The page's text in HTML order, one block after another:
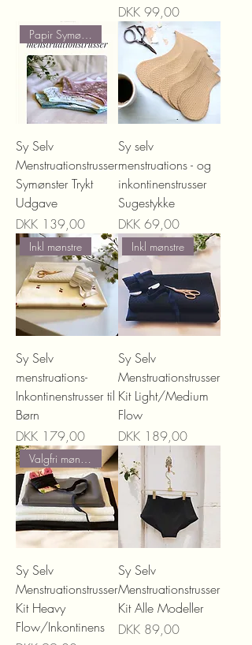
Prijs
DKK 99,00
Sy Selv
Menstruationstrusser
Symønster Trykt
Udgave
Prijs
DKK 139,00
Sy selv
menstruations - og
inkontinenstrusser
Sugestykke
Prijs
DKK 69,00
Inkl mønstre
Sy Selv
menstruations-
Inkontinenstrusser til
Børn
Prijs
DKK 179,00
Inkl mønstre
Sy Selv
Menstruationstrusser
Kit Light/Medium
Flow
Prijs
DKK 189,00
Sy Selv
Menstruationstrusser
Kit Heavy
Flow/Inkontinens
Sy Selv
Menstruationstrusser
Kit Alle Modeller
Prijs
DKK 89,00